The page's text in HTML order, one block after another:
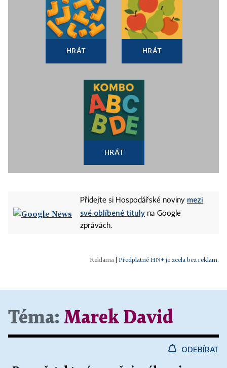
HRÁT HRÁT
HRÁT
Přidejte si Hospodářské noviny mezi
své oblíbené tituly na Google
zprávách.
Předplatné HN+ je zcela bez reklam.
Téma: Marek David
ODEBÍRAT